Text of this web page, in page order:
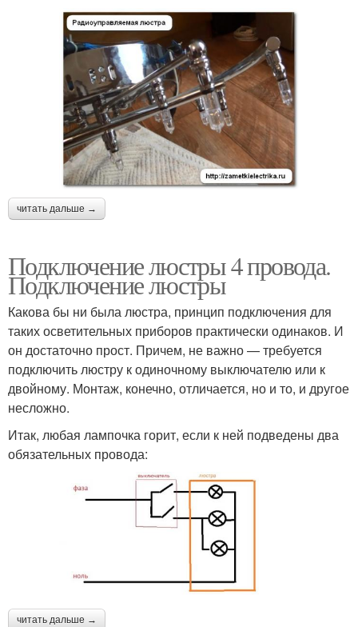
читать дальше →
Подключение люстры 4 провода.
Подключение люстры
Какова бы ни была люстра, принцип подключения для
таких осветительных приборов практически одинаков. И
он достаточно прост. Причем, не важно — требуется
подключить люстру к одиночному выключателю или к
двойному. Монтаж, конечно, отличается, но и то, и другое
несложно.
Итак, любая лампочка горит, если к ней подведены два
обязательных провода:
читать дальше →